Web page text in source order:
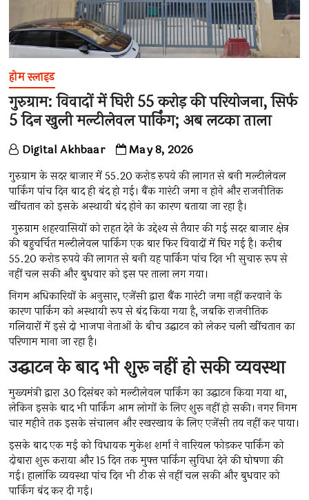
होम स्लाइड
गुरुग्राम: विवादों में घिरी 55 करोड़ की परियोजना, सिर्फ
5 दिन खुली मल्टीलेवल पार्किंग; अब लटका ताला
Digital Akhbaar May 8, 2026
गुरुग्राम के सदर बाजार में 55.20 करोड़ रुपये की लागत से बनी मल्टीलेवल
पार्किंग पांच दिन बाद ही बंद हो गई। बैंक गारंटी जमा न होने और राजनीतिक
खींचतान को इसके अस्थायी बंद होने का कारण बताया जा रहा है।
गुरुग्राम शहरवासियों को राहत देने के उद्देश्य से तैयार की गई सदर बाजार क्षेत्र
की बहुचर्चित मल्टीलेवल पार्किंग एक बार फिर विवादों में घिर गई है। करीब
55.20 करोड़ रुपये की लागत से बनी यह पार्किंग पांच दिन भी सुचारु रूप से
नहीं चल सकी और बुधवार को इस पर ताला लग गया।
निगम अधिकारियों के अनुसार, एजेंसी द्वारा बैंक गारंटी जमा नहीं करवाने के
कारण पार्किंग को अस्थायी रूप से बंद किया गया है, जबकि राजनीतिक
गलियारों में इसे दो भाजपा नेताओं के बीच उद्घाटन को लेकर चली खींचतान का
परिणाम माना जा रहा है।
उद्घाटन के बाद भी शुरू नहीं हो सकी व्यवस्था
मुख्यमंत्री द्वारा 30 दिसंबर को मल्टीलेवल पार्किंग का उद्घाटन किया गया था,
लेकिन इसके बाद भी पार्किंग आम लोगों के लिए शुरू नहीं हो सकी। नगर निगम
चार महीने तक इसके संचालन और रखरखाव के लिए एजेंसी तय नहीं कर पाया।
इसके बाद एक मई को विधायक मुकेश शर्मा ने नारियल फोड़कर पार्किंग को
दोबारा शुरू कराया और 15 दिन तक मुफ्त पार्किंग सुविधा देने की घोषणा की
गई। हालांकि व्यवस्था पांच दिन भी ठीक से नहीं चल सकी और बुधवार को
पार्किंग बंद कर दी गई।